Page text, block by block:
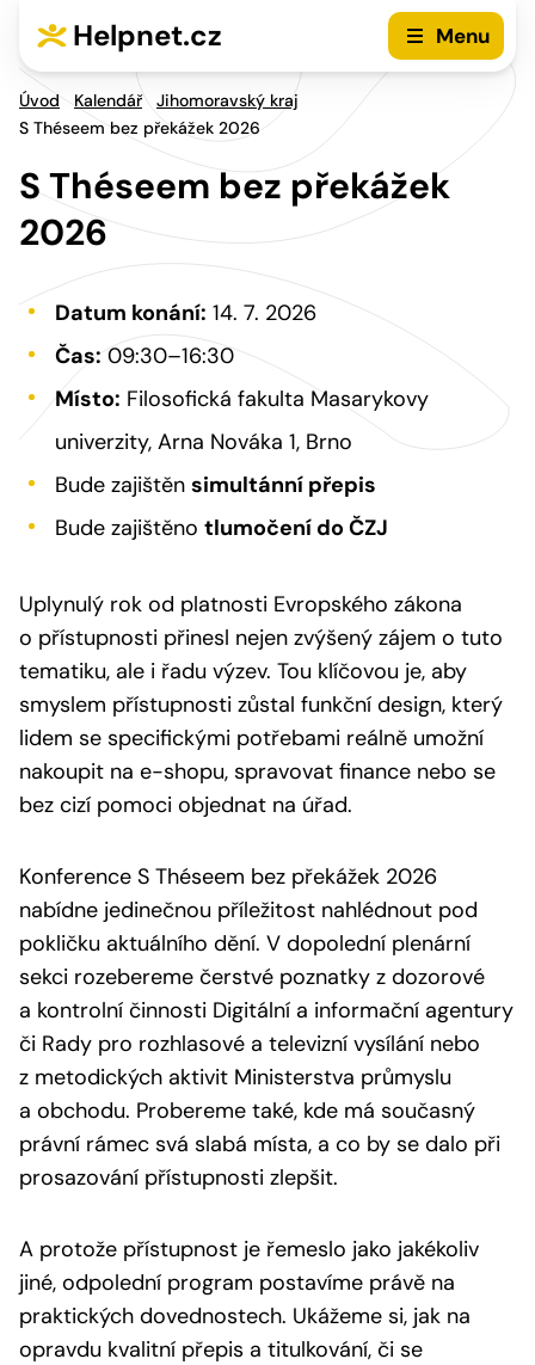
Helpnet.cz Menu
Úvod Kalendář
Jihomoravský kraj
S Théseem bez překážek 2026
S Théseem bez překážek
2026
Datum konání: 14. 7. 2026
Čas:09:30–16:30
Místo: Filosofická fakulta Masarykovy
univerzity, Arna Nováka 1, Brno
Bude zajištěn simultánní přepis
Bude zajištěno tlumočení do ČZJ
Uplynulý rok od platnosti Evropského zákona
o přístupnosti přinesl nejen zvýšený zájem o tuto
tematiku, ale i řadu výzev. Tou klíčovou je, aby
smyslem přístupnosti zůstal funkční design, který
lidem se specifickými potřebami reálně umožní
nakoupit na e-shopu, spravovat finance nebo se
bez cizí pomoci objednat na úřad.
Konference S Théseem bez překážek 2026
nabídne jedinečnou příležitost nahlédnout pod
pokličku aktuálního dění. V dopolední plenární
sekci rozebereme čerstvé poznatky z dozorové
a kontrolní činnosti Digitální a informační agentury
či Rady pro rozhlasové a televizní vysílání nebo
z metodických aktivit Ministerstva průmyslu
a obchodu. Probereme také, kde má současný
právní rámec svá slabá místa, a co by se dalo při
prosazování přístupnosti zlepšit.
A protože přístupnost je řemeslo jako jakékoliv
jiné, odpolední program postavíme právě na
praktických dovednostech. Ukážeme si, jak na
opravdu kvalitní přepis a titulkování, či se